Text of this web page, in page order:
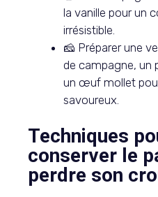
la vanille pour un
irrésistible.
🧀 Préparer une
de campagne, un
un œuf mollet
savoureux.
Techniques
conserver le
perdre son